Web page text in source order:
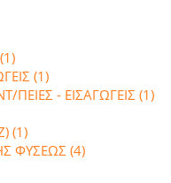
(1)
ΠΕΙΕΣ - ΕΙΣΑΓΩΓΕΙΣ (1)
(1)
ΦΥΣΕΩΣ (4)